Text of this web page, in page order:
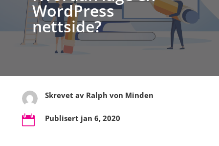
WordPress
nettside?
Skrevet av Ralph von Minden
 Publisert jan 6, 2020